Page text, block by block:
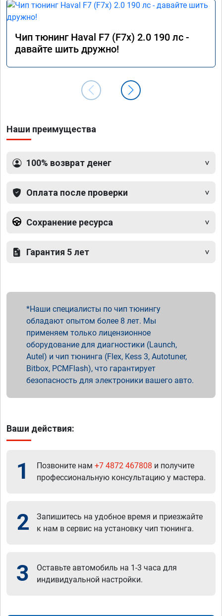
Чип тюнинг Haval F7 (F7x) 2.0 190 лс -
давайте шить дружно!
Наши преимущества
100% возврат денег
Оплата после проверки
Сохранение ресурса
Гарантия 5 лет
Наши специалисты по чип тюнингу
обладают опытом более 8 лет. Мы
применяем только лицензионное
оборудование для диагностики (Launch,
Autel) и чип тюнинга (Flex, Kess 3, Autotuner,
Bitbox, PCMFlash), что гарантирует
безопасность для электроники вашего авто.
Ваши действия:
1 Позвоните нам +7 4872 467808 и получите
профессиональную консультацию у мастера.
2
Запишитесь на удобное время и приезжайте
к нам в сервис на установку чип тюнинга.
3
Оставьте автомобиль на 1-3 часа для
индивидуальной настройки.